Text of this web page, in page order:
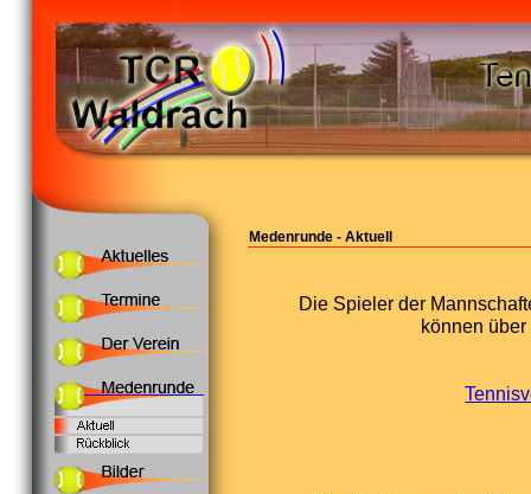
Medenrunde - Aktuell
Die Spieler der
können